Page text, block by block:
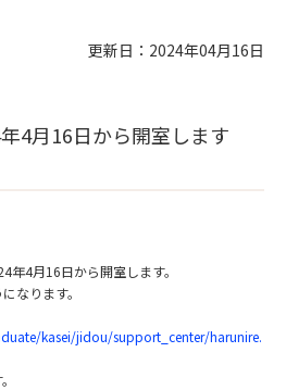
更新日：2024年04月16日
4月16日から開室します
4月16日から開室します。
なります。
kasei/jidou/support_center/harunire.